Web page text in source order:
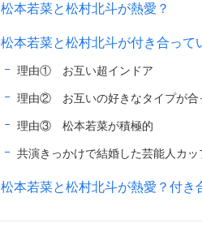
松本若菜と松村北斗が熱愛？
松本若菜と松村北斗が付き合って
理由① お互い超インドア
理由② お互いの好きなタイプが合
理由③ 松本若菜が積極的
共演きっかけで結婚した芸能人カッ
松本若菜と松村北斗が熱愛？付き